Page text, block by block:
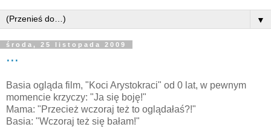
▼
środa, 25 listopada 2009
...
Basia ogląda film, "Koci Arystokraci" od 0 lat, w pewnym
momencie krzyczy: "Ja się boję!"
Mama: "Przecież wczoraj też to oglądałaś?!"
Basia: "Wczoraj też się bałam!"